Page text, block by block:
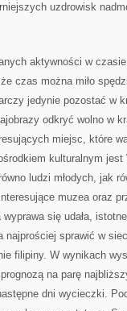
uzdrowisk
aktywności w
czas można miło
jedynie pozostać w
odkryć wolno w
miejsc, które
kulturalnym
ludzi młodych, jak
muzea oraz
się udała,
najprościej sprawić w
filipiny. W wynikach
na parę
dni wycieczki.